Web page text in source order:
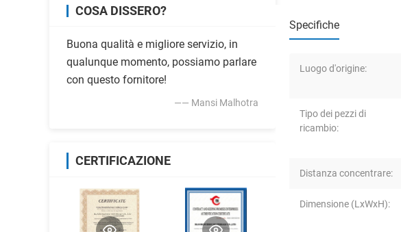
COSA DISSERO?
Buona qualità e migliore servizio, in
qualunque momento, possiamo parlare
con questo fornitore!
—— Mansi Malhotra
CERTIFICAZIONE
Specifiche
Luogo d'origine:
Tipo dei pezzi di
ricambio:
Distanza concentrare:
Dimensione (LxWxH):